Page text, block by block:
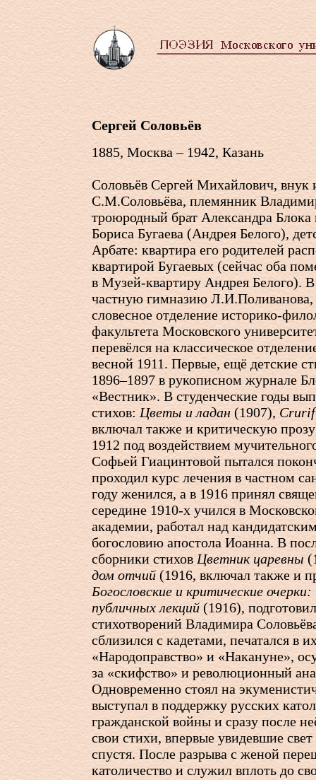
Сергей Соловьёв
1885, Москва – 1942, Казань
Соловьёв Сергей Михайлович, внук
С.М.Соловьёва, племянник
троюродный брат Александра Блока
Бориса Бугаева (Андрея Белого),
Арбате: квартира его родителей
квартирой Бугаевых (сейчас оба
в Музей-квартиру Андрея Белого).
частную гимназию Л.И.Поливанова,
словесное отделение историко-
факультета Московского
перевёлся на классическое
весной 1911. Первые, ещё детские
1896–1897 в рукописном журнале
«Вестник». В студенческие годы
стихов:Цветы и ладан (1907),
включал также и критическую
1912 под воздействием
Софьей Гиацинтовой пытался
проходил курс лечения в частном
году женился, а в 1916 принял
середине 1910-х учился в
академии, работал над
богословию апостола Иоанна. В
сборники стихов Цветник царевны
дом отчий (1916, включал также и
Богословские и критические
публичных лекций (1916),
стихотворений Владимира
сблизился с кадетами, печатался в
«Народоправство» и «Накануне»,
за «скифство» и революционный
Одновременно стоял на
выступал в поддержку русских
гражданской войны и сразу после
свои стихи, впервые увидевшие
спустя. После разрыва с женой
католичество и служил вплоть до